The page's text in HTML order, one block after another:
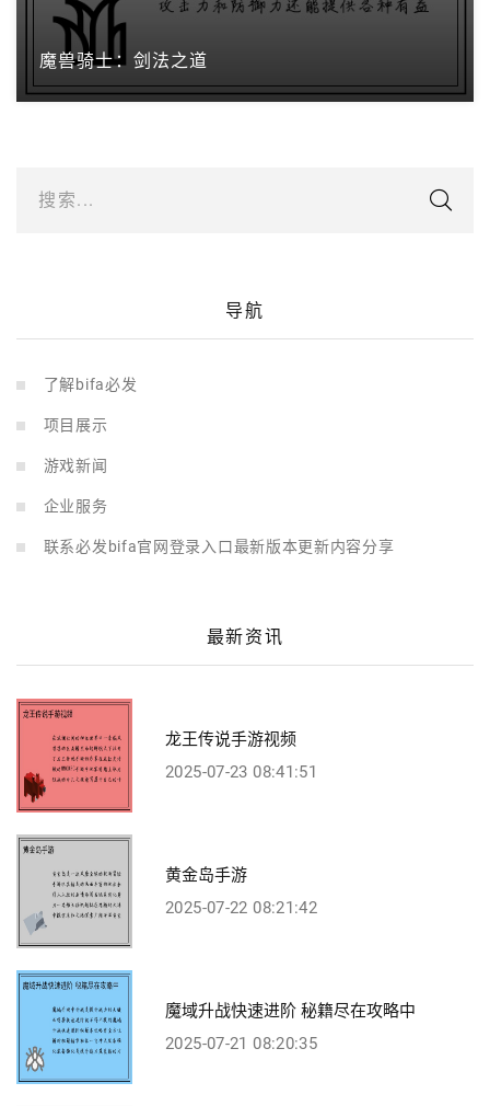
魔兽骑士：剑法之道
搜索...
导航
了解bifa必发
项目展示
游戏新闻
企业服务
联系必发bifa官网登录入口最新版本更新内容分享
最新资讯
龙王传说手游视频
2025-07-23 08:41:51
黄金岛手游
2025-07-22 08:21:42
魔域升战快速进阶 秘籍尽在攻略中
2025-07-21 08:20:35